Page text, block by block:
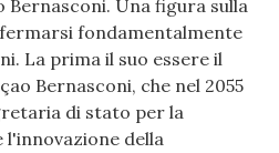
Bernasconi. Una figura sulla
fondamentalmente
La prima il suo essere il
Bernasconi, che nel 2055
di stato per la
della